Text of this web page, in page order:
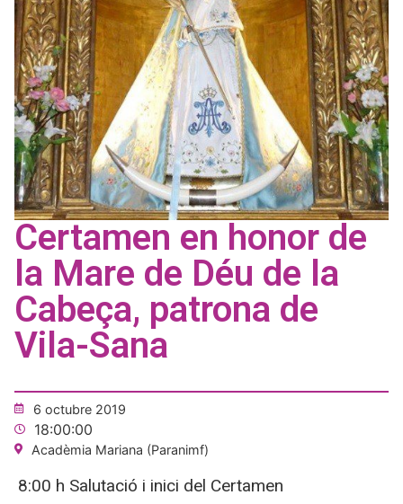
Certamen en honor de
la Mare de Déu de la
Cabeça, patrona de
Vila-Sana
6 octubre 2019
18:00:00
Acadèmia Mariana (Paranimf)
8:00 h Salutació i inici del Certamen